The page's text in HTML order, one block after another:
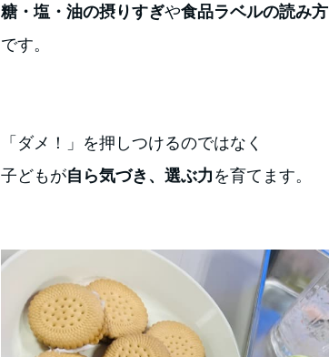
糖・塩・油の摂りすぎや食品ラベルの読み方
です。
「ダメ！」を押しつけるのではなく
子どもが自ら気づき、選ぶ力を育てます。